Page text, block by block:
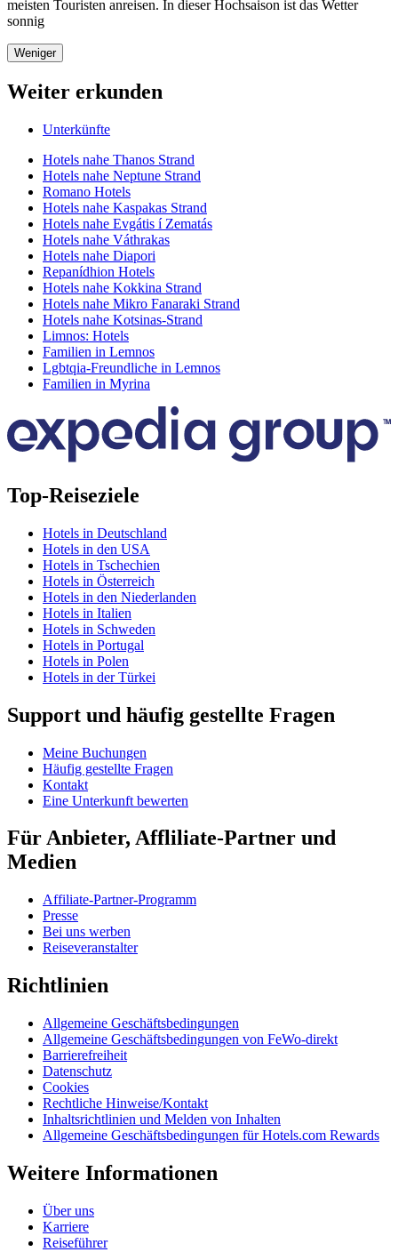
meisten Touristen anreisen. In dieser Hochsaison ist das Wetter
sonnig
Weniger
Weiter erkunden
Unterkünfte
Hotels nahe Thanos Strand
Hotels nahe Neptune Strand
Romano Hotels
Hotels nahe Kaspakas Strand
Hotels nahe Evgátis í Zematás
Hotels nahe Váthrakas
Hotels nahe Diapori
Repanídhion Hotels
Hotels nahe Kokkina Strand
Hotels nahe Mikro Fanaraki Strand
Hotels nahe Kotsinas-Strand
Limnos: Hotels
Familien in Lemnos
Lgbtqia-Freundliche in Lemnos
Familien in Myrina
Top-Reiseziele
Hotels in Deutschland
Hotels in den USA
Hotels in Tschechien
Hotels in Österreich
Hotels in den Niederlanden
Hotels in Italien
Hotels in Schweden
Hotels in Portugal
Hotels in Polen
Hotels in der Türkei
Support und häufig gestellte Fragen
Meine Buchungen
Häufig gestellte Fragen
Kontakt
Eine Unterkunft bewerten
Für Anbieter, Affliliate-Partner und
Medien
Affiliate-Partner-Programm
Presse
Bei uns werben
Reiseveranstalter
Richtlinien
Allgemeine Geschäftsbedingungen
Allgemeine Geschäftsbedingungen von FeWo-direkt
Barrierefreiheit
Datenschutz
Cookies
Rechtliche Hinweise/Kontakt
Inhaltsrichtlinien und Melden von Inhalten
Allgemeine Geschäftsbedingungen für Hotels.com Rewards
Weitere Informationen
Über uns
Karriere
Reiseführer